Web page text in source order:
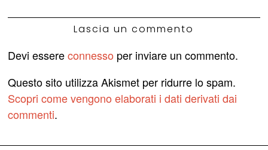
Lascia un commento
Devi essereconnesso per inviare un commento.
Questo sito utilizza Akismet per ridurre lo spam.
Scopri come vengono elaborati i dati derivati dai
commenti.